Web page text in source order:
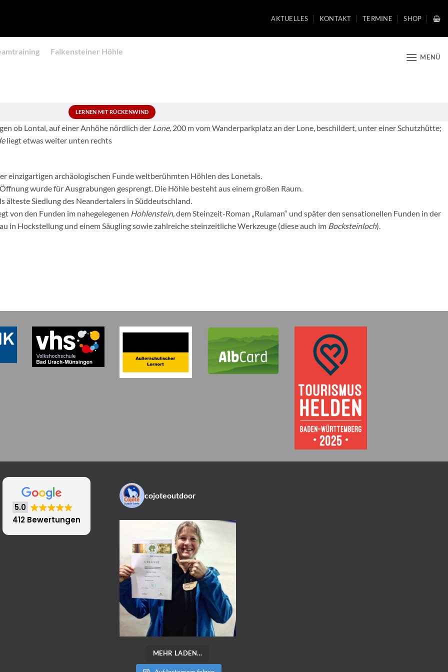
AKTUELLES KONTAKT TERMINE SHOP
Falkensteiner Höhle
MENÜ
LERNEN MIT RÜCKENWIND
ob Lontal, auf einer Anhöhe nördlich der Lone, 200 m vom Wanderparkplatz an der Lone, beschildert, unter einer Schutzhütte;
liegt etwas weiter unten rechts
einzigartigen archäologischen Funde weltberühmten Höhlen des Lonetals.
wurde für Ausgrabungen gesprengt. Die Höhle besteht aus einem großen Raum.
Siedlung des Neandertalers in Süddeutschland.
von den Funden im nahegelegenen Hohlenstein, dem Steinzeit-Roman „Rulaman“ und später den sensationellen Funden in der
in Hockstellung und einem Säugling sowie zahlreiche steinzeitliche Werkzeuge (diese auch im Bocksteinloch).
5.0
412 Bewertungen
cojoteoutdoor
MEHR LADEN…